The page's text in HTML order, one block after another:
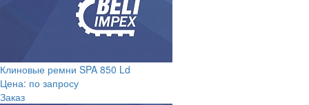
Клиновые ремни SPA 850 Ld
Цена: по запросу
Заказ